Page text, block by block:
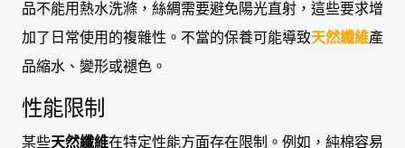
品不能用熱水洗滌，絲綢需要避免陽光直射，這些要求增
加了日常使用的複雜性。不當的保養可能導致天然纖維產
品縮水、變形或褪色。
性能限制
某些天然纖維在特定性能方面存在限制。例如，純棉容易